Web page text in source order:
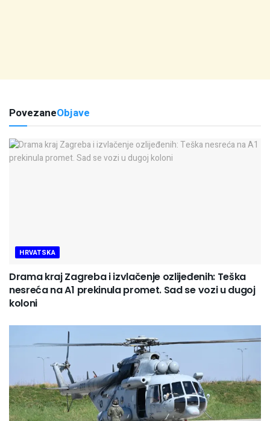
PovezaneObjave
HRVATSKA
Drama kraj Zagreba i izvlačenje ozlijeđenih: Teška
nesreća na A1 prekinula promet. Sad se vozi u dugoj
koloni